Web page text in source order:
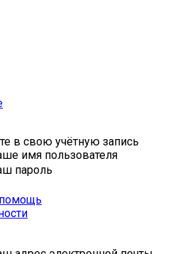
в свою учётную запись
имя пользователя
пароль